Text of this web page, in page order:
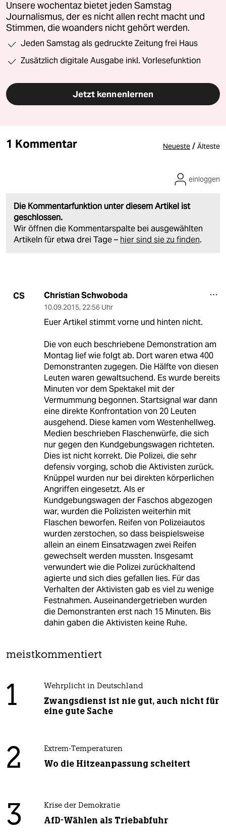
Unsere wochentaz bietet jeden Samstag
Journalismus, der es nicht allen recht macht und
Stimmen, die woanders nicht gehört werden.
Jeden Samstag als gedruckte Zeitung frei Haus
Zusätzlich digitale Ausgabe inkl. Vorlesefunktion
Jetzt kennenlernen
1 Kommentar Neueste / Älteste
Die Kommentarfunktion unter diesem Artikel ist
geschlossen.
Wir öffnen die Kommentarspalte bei ausgewählten
Artikeln für etwa drei Tage – hier sind sie zu finden.
einloggen
CS Christian Schwoboda
10.09.2015, 22:56 Uhr
Euer Artikel stimmt vorne und hinten nicht.
Die von euch beschriebene Demonstration am
Montag lief wie folgt ab. Dort waren etwa 400
Demonstranten zugegen. Die Hälfte von diesen
Leuten waren gewaltsuchend. Es wurde bereits
Minuten vor dem Spektakel mit der
Vermummung begonnen. Startsignal war dann
eine direkte Konfrontation von 20 Leuten
ausgehend. Diese kamen vom Westenhellweg.
Medien beschrieben Flaschenwürfe, die sich
nur gegen den Kundgebungswagen richteten.
Dies ist nicht korrekt. Die Polizei, die sehr
defensiv vorging, schob die Aktivisten zurück.
Knüppel wurden nur bei direkten körperlichen
Angriffen eingesetzt. Als er
Kundgebungswagen der Faschos abgezogen
war, wurden die Polizisten weiterhin mit
Flaschen beworfen. Reifen von Polizeiautos
wurden zerstochen, so dass beispielsweise
allein an einem Einsatzwagen zwei Reifen
gewechselt werden mussten. Insgesamt
verwundert wie die Polizei zurückhaltend
agierte und sich dies gefallen lies. Für das
Verhalten der Aktivisten gab es viel zu wenige
Festnahmen. Auseinandergetrieben wurden
die Demonstranten erst nach 15 Minuten. Bis
dahin gaben die Aktivisten keine Ruhe.
meistkommentiert
1 Wehrplicht in Deutschland
Zwangsdienst ist nie gut, auch nicht für
eine gute Sache
2 Extrem-Temperaturen
Wo die Hitzeanpassung scheitert
3 Krise der Demokratie
AfD-Wählen als Triebabfuhr